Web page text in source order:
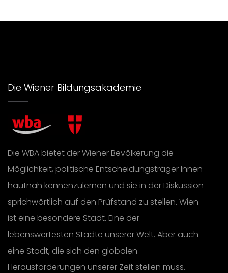
Die Wiener Bildungsakademie
Die WBA bietet der Wiener Bevölkerung die
Möglichkeit, politische Entscheidungsträger Innen
hautnah kennenzulernen und sie in der Diskussion
sprichwörtlich auf den Prüfstand zu stellen. Wien
ist eine besondere Stadt. Eine der
lebenswertesten Städte unserer Welt. Aber auch
eine Stadt, die sich den globalen
Herausforderungen unserer Zeit stellen muss.